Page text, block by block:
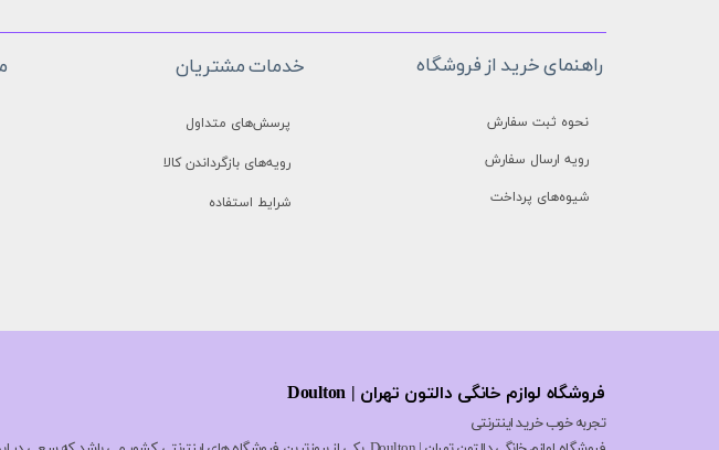
فروشگاه لوازم خانگی دالتون تهران | Doulton
تجربه خوب خرید اینترنتی
راهنمای خرید از فروشگاه
نحوه ثبت سفارش
رویه ارسال سفارش
شیوه‌های پرداخت
خدمات مشتریان
پرسش‌های متداول
رویه‌های بازگرداندن کالا
شرایط استفاده